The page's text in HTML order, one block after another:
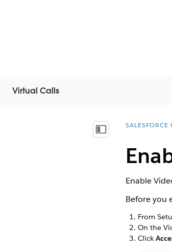
Virtual Calls
Mostrar índice de
You are
SALESFORCE
Enable
Before you
From
On the
Click